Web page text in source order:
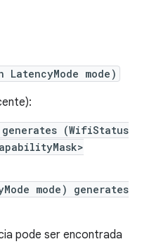
mode)
(WifiStatus
mode) generates
pode ser encontrada